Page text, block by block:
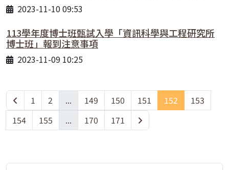
2023-11-10 09:53
113學年度博士班甄試入學「資訊科學與工程研究所
博士班」報到注意事項
2023-11-09 10:25
1 2 ... 149 150 151 152
153
154
155 ... 170 171